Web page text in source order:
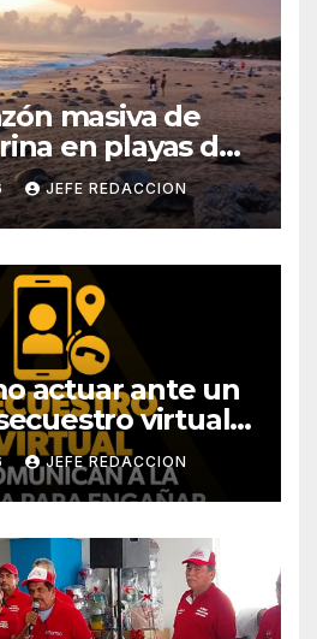
masiva de
en playas de
JEFE REDACCION
actuar ante un
virtual?
para evitarlo
JEFE REDACCION